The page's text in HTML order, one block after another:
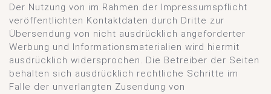
Der Nutzung von im Rahmen der Impressumspflicht
veröffentlichten Kontaktdaten durch Dritte zur
Übersendung von nicht ausdrücklich angeforderter
Werbung und Informationsmaterialien wird hiermit
ausdrücklich widersprochen. Die Betreiber der Seiten
behalten sich ausdrücklich rechtliche Schritte im
Falle der unverlangten Zusendung von